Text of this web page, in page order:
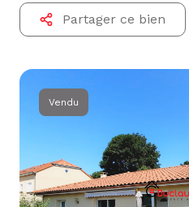
NOS
BIENS
L'ÉQUIPE
E-MAIL
Partager ce bien
Vendu